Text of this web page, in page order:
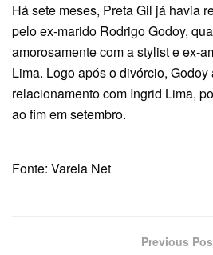
Há sete meses, Preta Gil já havia
pelo ex-marido Rodrigo Godoy,
amorosamente com a stylist e ex-
Lima. Logo após o divórcio, Godoy
relacionamento com Ingrid Lima,
ao fim em setembro.
Fonte: Varela Net
Previous